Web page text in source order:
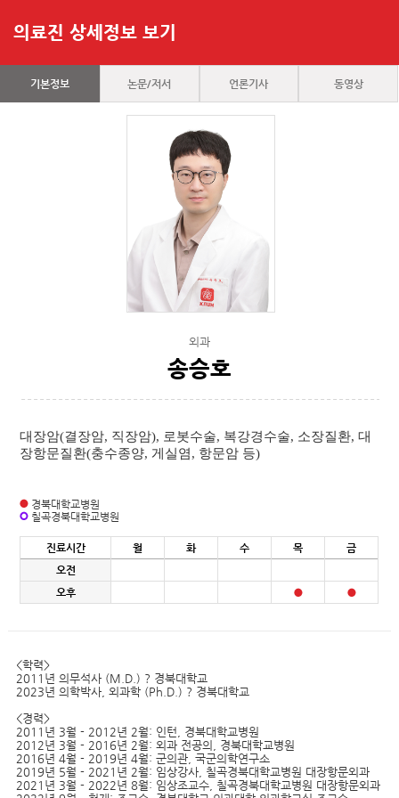
의료진 상세정보 보기
기본정보 논문/저서 언론기사 동영상
외과
송승호
대장암(결장암, 직장암), 로봇수술, 복강경수술, 소장질환, 대
장항문질환(충수종양, 게실염, 항문암 등)
경북대학교병원
칠곡경북대학교병원
진료시간 월 화 수 목
금
오전
오후
<학력>
2011년 의무석사 (M.D.) ? 경북대학교
2023년 의학박사, 외과학 (Ph.D.) ? 경북대학교
<경력>
2011년 3월 - 2012년 2월: 인턴, 경북대학교병원
2012년 3월 - 2016년 2월: 외과 전공의, 경북대학교병원
2016년 4월 - 2019년 4월: 군의관, 국군의학연구소
2019년 5월 - 2021년 2월: 임상강사, 칠곡경북대학교병원 대장항문외과
2021년 3월 - 2022년 8월: 임상조교수, 칠곡경북대학교병원 대장항문외과